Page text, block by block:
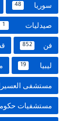
سوريا 48
صيدليات 1
فن 852
ليبيا 19
مستشفى
مستشفيات